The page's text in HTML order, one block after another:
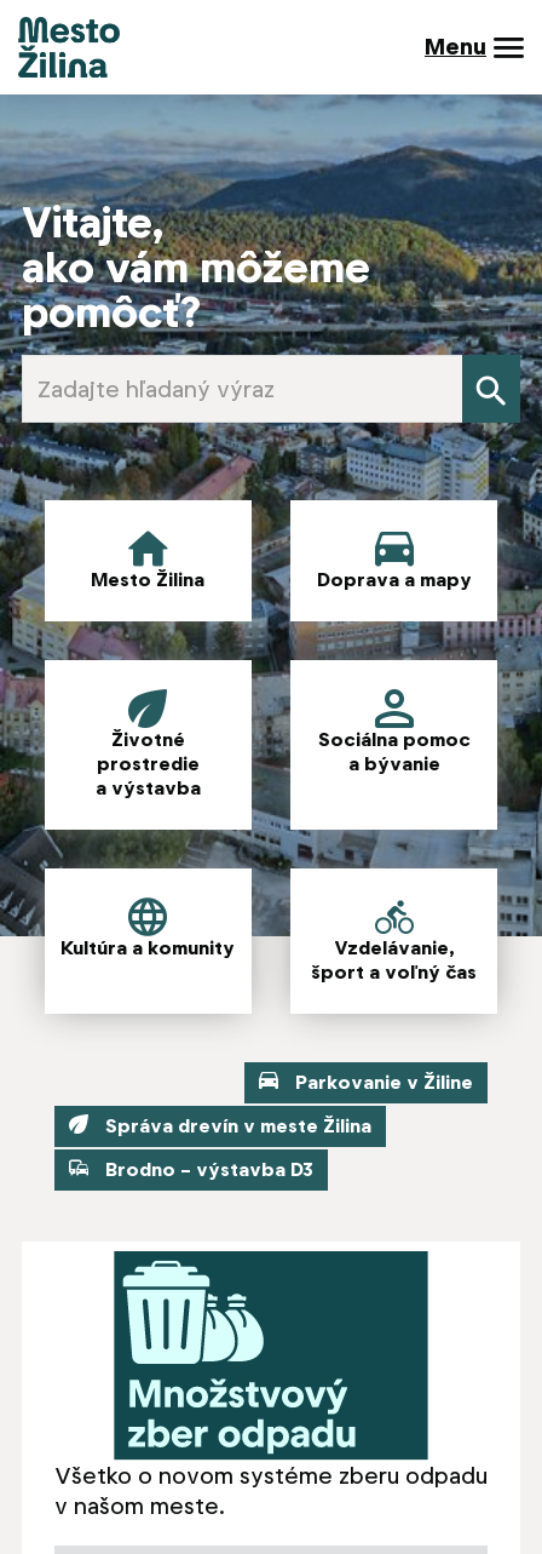
Menu
Vitajte,
ako vám môžeme
pomôcť?
Mesto Žilina Doprava a mapy
Životné
prostredie
a výstavba
Sociálna pomoc
a bývanie
Kultúra a komunity
Vzdelávanie,
šport a voľný čas
Parkovanie v Žiline
Správa drevín v meste ŽilinaOdkaz sa otvorí
Brodno – výstavba D3
Všetko o novom systéme zberu odpadu
v našom meste.